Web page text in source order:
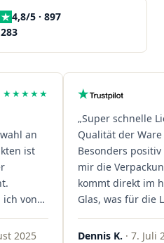
4,8/5 · 897
★★★★★
an
ist
von
–
2025
„Super schnelle
Qualität der
Besonders
mir die
kommt direkt im
Glas, was für die
ist. Ich bestelle
wieder!"
Dennis K. · 7. Juli